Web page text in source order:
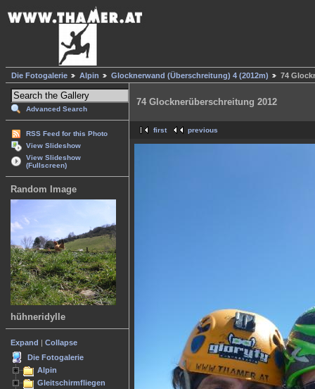
Die Fotogalerie Alpin Glocknerwand (Überschreitung) 4 (2012m) 74
Advanced Search
RSS Feed for this Photo
View Slideshow
View Slideshow
(Fullscreen)
Random Image
hühneridylle
Expand
Collapse
Die Fotogalerie
Alpin
Gleitschirmfliegen
74 Glocknerüberschreitung 2012
first previous